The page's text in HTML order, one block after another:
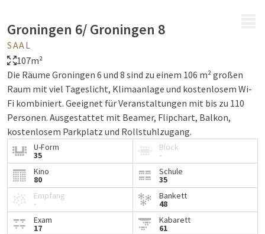
Groningen 6/ Groningen 8
SAAL
107m²
Die Räume Groningen 6 und 8 sind zu einem 106 m² großen
Raum mit viel Tageslicht, Klimaanlage und kostenlosem Wi-
Fi kombiniert. Geeignet für Veranstaltungen mit bis zu 110
Personen. Ausgestattet mit Beamer, Flipchart, Balkon,
kostenlosem Parkplatz und Rollstuhlzugang.
U-Form
35
Block
-
Kino
80
Schule
35
Empfang
-
Bankett
48
Exam
17
Kabarett
61